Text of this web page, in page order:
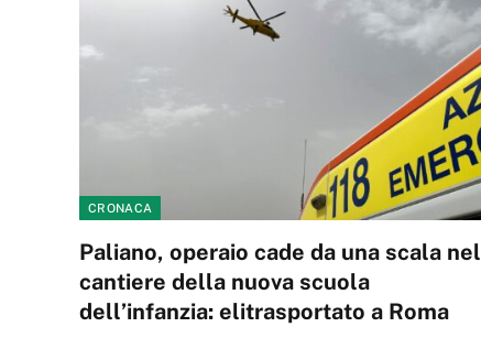
CRONACA
Paliano, operaio cade da una scala nel
cantiere della nuova scuola
dell’infanzia: elitrasportato a Roma